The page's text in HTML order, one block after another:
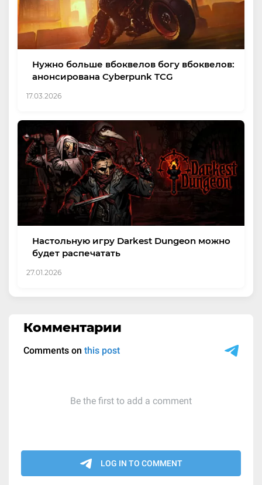
Нужно больше вбоквелов богу вбоквелов:
анонсирована Cyberpunk TCG
17.03.2026
Настольную игру Darkest Dungeon можно
будет распечатать
27.01.2026
Комментарии